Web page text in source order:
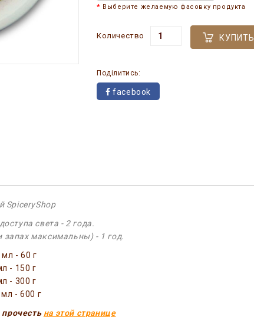
Выберите желаемую фасовку продукта
Количество КУПИТЬ
Поділитись:
facebook
SpiceryShop
света - 2 года.
запах максимальны) - 1 год.
- 60 г
- 150 г
- 300 г
- 600 г
на этой странице